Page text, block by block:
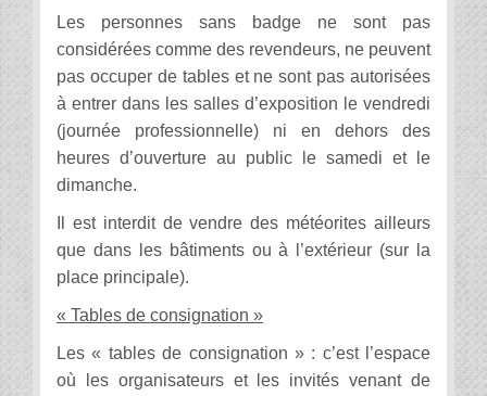
Les personnes sans badge ne sont pas
considérées comme des revendeurs, ne peuvent
pas occuper de tables et ne sont pas autorisées
à entrer dans les salles d’exposition le vendredi
(journée professionnelle) ni en dehors des
heures d’ouverture au public le samedi et le
dimanche.
Il est interdit de vendre des météorites ailleurs
que dans les bâtiments ou à l’extérieur (sur la
place principale).
« Tables de consignation »
Les « tables de consignation » : c’est l’espace
où les organisateurs et les invités venant de